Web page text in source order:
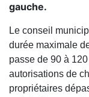
gauche.
Le conseil
durée maximale
passe de 90 à
autorisations de
propriétaires